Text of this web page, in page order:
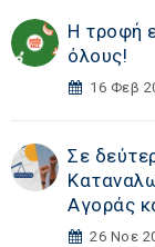
Η τροφή
όλους!
16 Φεβ
Σε
Αγοράς
26 Νοε